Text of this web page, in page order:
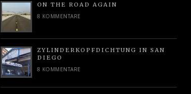
ON THE ROAD AGAIN
8 KOMMENTARE
ZYLINDERKOPFDICHTUNG IN SAN
DIEGO
8 KOMMENTARE